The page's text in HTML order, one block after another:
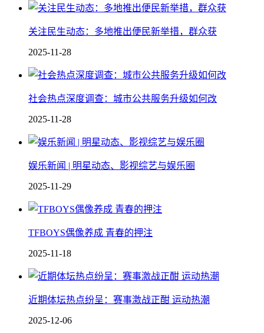
关注民生动态：多地推出便民新举措，群众获
2025-11-28
社会热点深度调查：城市公共服务升级如何改
2025-11-28
娱乐新闻 | 明星动态、影视综艺与娱乐圈
2025-11-29
TFBOYS偶像养成 青春的押注
2025-11-18
近期体坛热点纷呈：赛事激战正酣 运动热潮
2025-12-06